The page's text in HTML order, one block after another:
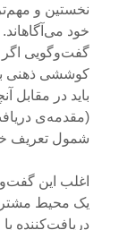
نخستین و
خود
گفت‌وگویی اگر
کوششی ذهنی
باید در
(مقدمه‌ی
شمول تعریف
اغلب این
یک محیط
دریافت‌کننده